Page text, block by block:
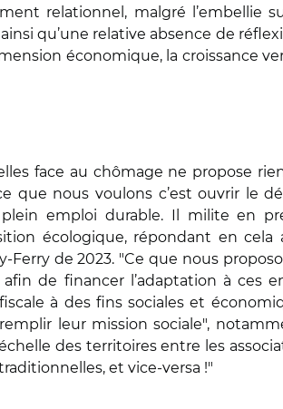
relationnel, malgré l’embellie
ainsi qu’une relative absence de
économique, la croissance
face au chômage ne propose
nous voulons c’est ouvrir le
emploi durable. Il milite en
écologique, répondant en
de 2023. "Ce que nous
de financer l’adaptation à ces
à des fins sociales et
leur mission sociale",
des territoires entre les
et vice-versa !"